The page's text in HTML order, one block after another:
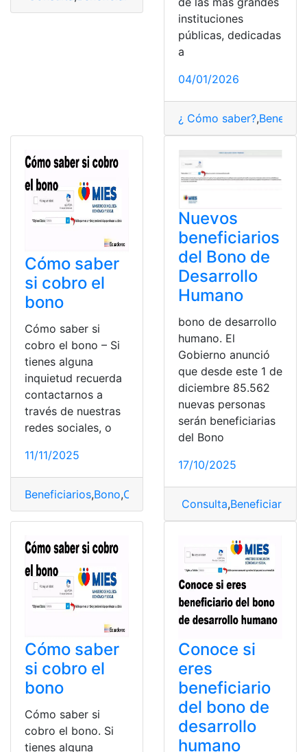
instituciones
públicas, dedicadas
a
04/01/2026
¿ Cómo saber?,
Cómo saber
si cobro el
bono
Cómo saber si
cobro el bono – Si
tienes alguna
inquietud recuerda
contactarnos a
través de nuestras
redes sociales, o
11/11/2025
Beneficiarios,Bono,Cobros
Nuevos
beneficiarios
del Bono de
Desarrollo
Humano
bono de desarrollo
humano. El
Gobierno anunció
que desde este 1 de
diciembre 85.562
nuevas personas
serán beneficiarias
del Bono
17/10/2025
Consulta,Beneficiarios
Cómo saber
si cobro el
bono
Cómo saber si
cobro el bono. Si
tienes alguna
Conoce si
eres
beneficiario
del bono de
desarrollo
humano